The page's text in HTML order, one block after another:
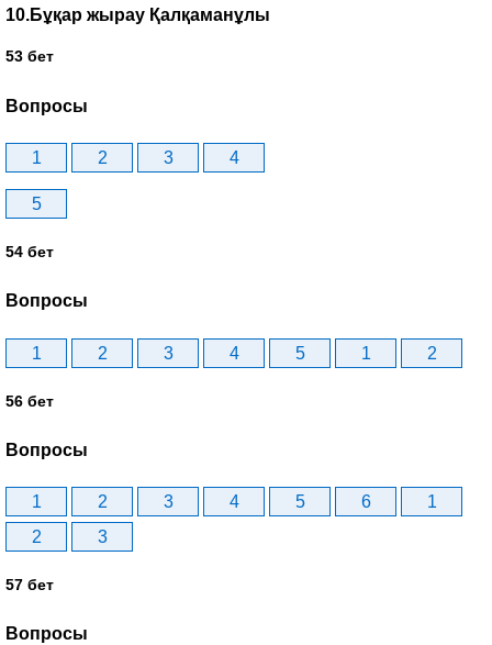
10.Бұқар жырау Қалқаманұлы
53 бет
Вопросы
1 2 3 4
5
54 бет
Вопросы
1 2 3 4 5 1 2
56 бет
Вопросы
1 2 3 4 5 6
1
2
3
57 бет
Вопросы